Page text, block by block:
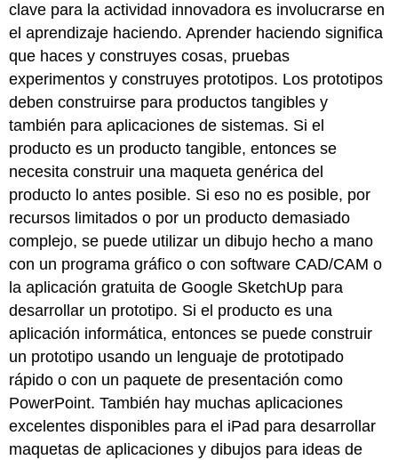
clave para la actividad innovadora es involucrarse en
el aprendizaje haciendo. Aprender haciendo significa
que haces y construyes cosas, pruebas
experimentos y construyes prototipos. Los prototipos
deben construirse para productos tangibles y
también para aplicaciones de sistemas. Si el
producto es un producto tangible, entonces se
necesita construir una maqueta genérica del
producto lo antes posible. Si eso no es posible, por
recursos limitados o por un producto demasiado
complejo, se puede utilizar un dibujo hecho a mano
con un programa gráfico o con software CAD/CAM o
la aplicación gratuita de Google SketchUp para
desarrollar un prototipo. Si el producto es una
aplicación informática, entonces se puede construir
un prototipo usando un lenguaje de prototipado
rápido o con un paquete de presentación como
PowerPoint. También hay muchas aplicaciones
excelentes disponibles para el iPad para desarrollar
maquetas de aplicaciones y dibujos para ideas de